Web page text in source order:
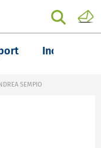
Inchieste
SEMPIO